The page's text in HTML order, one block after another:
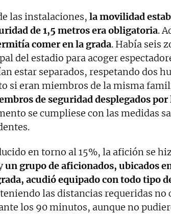
las instalaciones, la movilidad
de 1,5 metros era obligatoria.
comer en la grada. Había seis
del estadio para acoger
estar separados, respetando dos
si eran miembros de la misma
de seguridad desplegados por
se cumpliese con las medidas
en torno al 15%, la afición se
un grupo de aficionados, ubicados
acudió equipado con todo tipo
las distancias requeridas no
los 90 minutos, aunque no